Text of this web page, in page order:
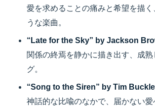
愛を求めることの痛みと希望を描く
うな楽曲。
“Late for the Sky” by Jackson
関係の終焉を静かに描き出す、成
グ。
“Song to the Siren” by Tim
神話的な比喩のなかで、届かない